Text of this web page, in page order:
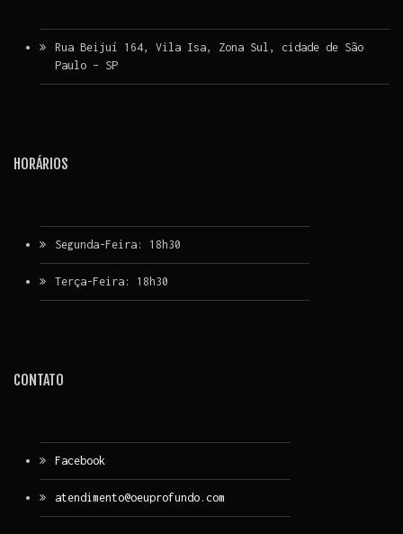
Rua Beijuí 164, Vila Isa, Zona Sul, cidade de São
Paulo – SP
HORÁRIOS
Segunda-Feira: 18h30
Terça-Feira: 18h30
CONTATO
Facebook
atendimento@oeuprofundo.com